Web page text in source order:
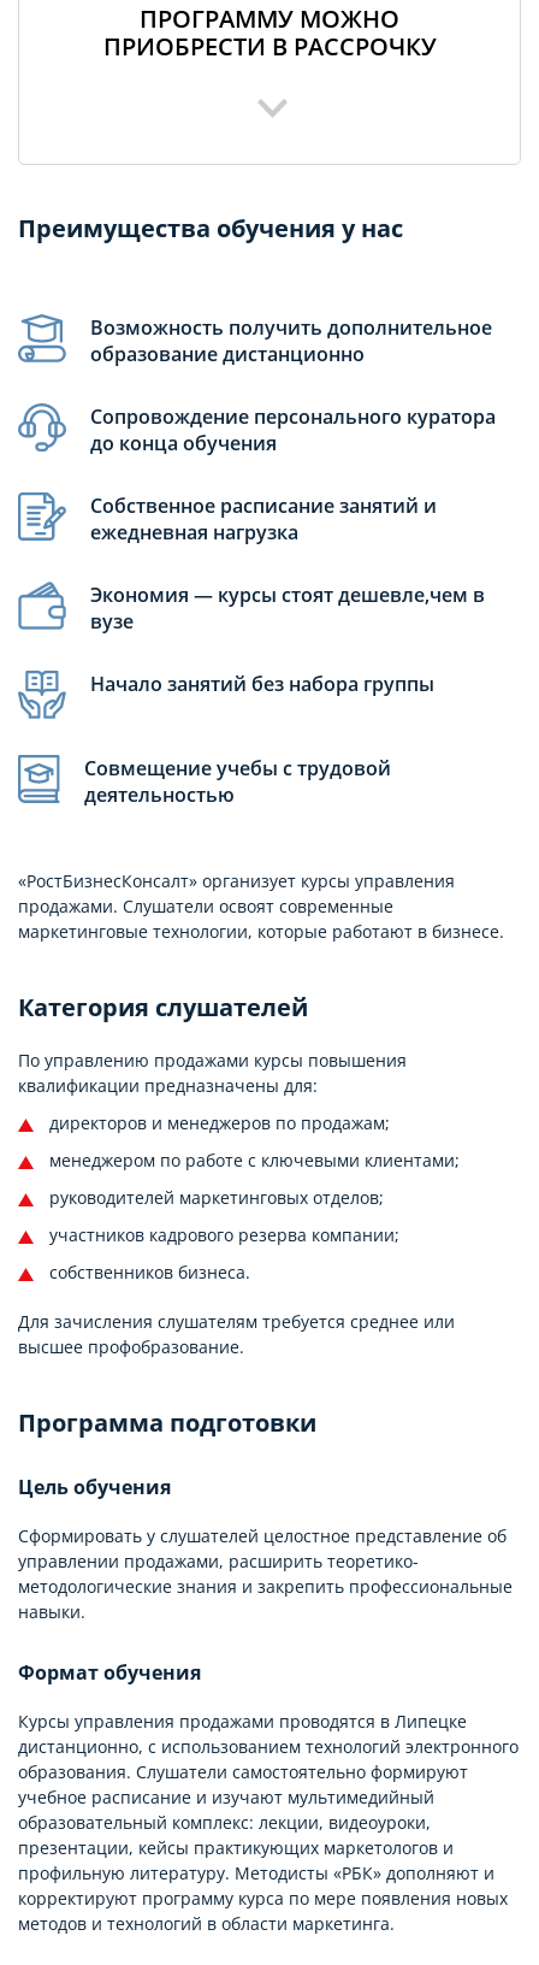
ПРОГРАММУ МОЖНО
ПРИОБРЕСТИ В РАССРОЧКУ
Преимущества обучения у нас
Возможность получить дополнительное
образование дистанционно
Сопровождение персонального куратора
до конца обучения
Собственное расписание занятий и
ежедневная нагрузка
Экономия — курсы стоят дешевле,чем в
вузе
Начало занятий без набора группы
Совмещение учебы с трудовой
деятельностью
«РостБизнесКонсалт» организует курсы управления
продажами. Слушатели освоят современные
маркетинговые технологии, которые работают в бизнесе.
Категория слушателей
По управлению продажами курсы повышения
квалификации предназначены для:
директоров и менеджеров по продажам;
менеджером по работе с ключевыми клиентами;
руководителей маркетинговых отделов;
участников кадрового резерва компании;
собственников бизнеса.
Для зачисления слушателям требуется среднее или
высшее профобразование.
Программа подготовки
Цель обучения
Сформировать у слушателей целостное представление об
управлении продажами, расширить теоретико-
методологические знания и закрепить профессиональные
навыки.
Формат обучения
Курсы управления продажами проводятся в Липецке
дистанционно, с использованием технологий электронного
образования. Слушатели самостоятельно формируют
учебное расписание и изучают мультимедийный
образовательный комплекс: лекции, видеоуроки,
презентации, кейсы практикующих маркетологов и
профильную литературу. Методисты «РБК» дополняют и
корректируют программу курса по мере появления новых
методов и технологий в области маркетинга.